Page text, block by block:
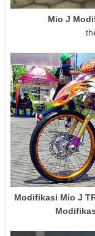
Mio J
Modifikasi Mio J